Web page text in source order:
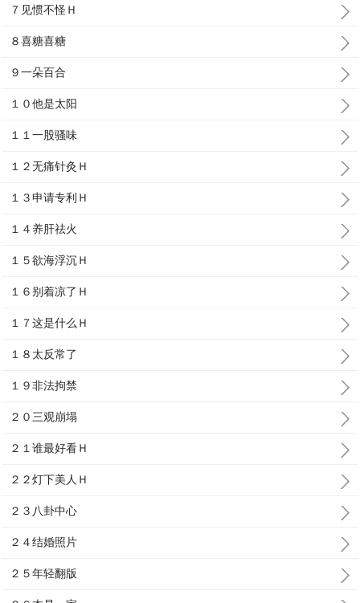
７见惯不怪Ｈ
８喜糖喜糖
９一朵百合
１０他是太阳
１１一股骚味
１２无痛针灸Ｈ
１３申请专利Ｈ
１４养肝祛火
１５欲海浮沉Ｈ
１６别着凉了Ｈ
１７这是什么Ｈ
１８太反常了
１９非法拘禁
２０三观崩塌
２１谁最好看Ｈ
２２灯下美人Ｈ
２３八卦中心
２４结婚照片
２５年轻翻版